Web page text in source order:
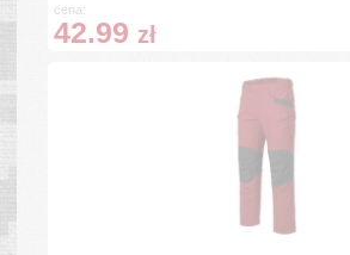
cena:
42.99 zł